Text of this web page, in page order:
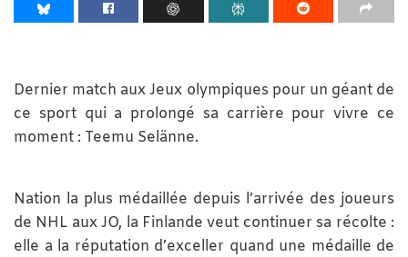
Dernier match aux Jeux olympiques pour un géant de
ce sport qui a prolongé sa carrière pour vivre ce
moment : Teemu Selänne.
Nation la plus médaillée depuis l’arrivée des joueurs
de NHL aux JO, la Finlande veut continuer sa récolte :
elle a la réputation d’exceller quand une médaille de